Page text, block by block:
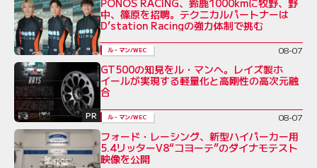
中、篠原を招聘。テクニカルパートナーは
D’station Racingの強力体制で挑む
ル・マン/WEC 08-07
PR
GT500の知見をル・マンへ。レイズ製ホ
イールが実現する軽量化と高剛性の高次元融
合
ル・マン/WEC 08-07
フォード・レーシング、新型ハイパーカー用
5.4リッターV8“コヨーテ”のダイナモテスト
映像を公開